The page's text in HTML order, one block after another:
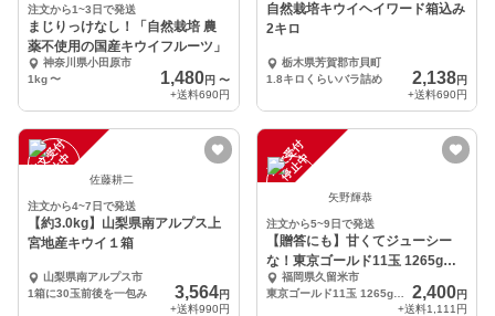
注文から1~3日で発送
まじりっけなし！「自然栽培 農
薬不使用の国産キウイフルーツ」
神奈川県小田原市
1kg〜 1,480円 〜
+送料690円
自然栽培キウイヘイワード箱込み
2キロ
栃木県芳賀郡市貝町
1.8キロくらいバラ詰め
2,138円
+送料690円
注
文
受
付
停
止
中 佐藤耕二
注文から4~7日で発送
【約3.0kg】山梨県南アルプス上
宮地産キウイ１箱
山梨県南アルプス市
1箱に30玉前後を一包み
3,564円
+送料990円
注
文
受
付
停
止
中
矢野輝恭
注文から5~9日で発送
【贈答にも】甘くてジューシー
な！東京ゴールド11玉 1265g以
上 追熟済み
福岡県久留米市
東京ゴールド11玉 1265g以上
2,400円
+送料1,111円